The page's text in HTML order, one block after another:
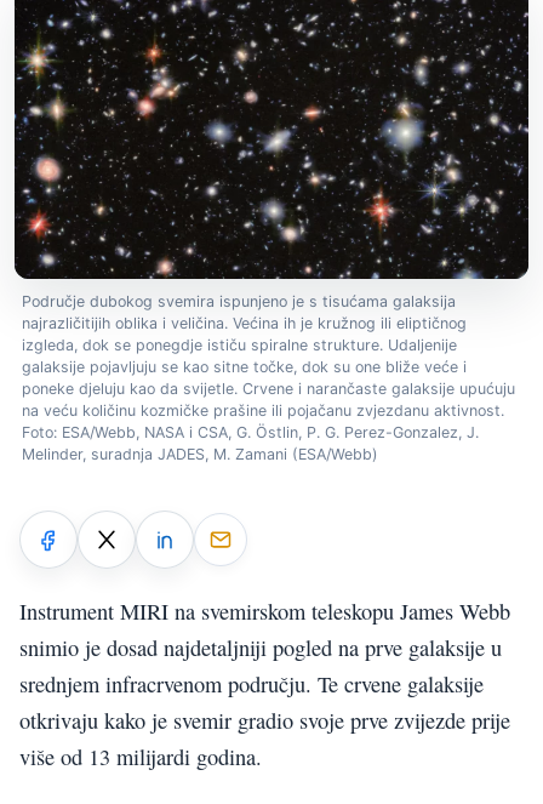
Područje dubokog svemira ispunjeno je s tisućama galaksija
najrazličitijih oblika i veličina. Većina ih je kružnog ili eliptičnog
izgleda, dok se ponegdje ističu spiralne strukture. Udaljenije
galaksije pojavljuju se kao sitne točke, dok su one bliže veće i
poneke djeluju kao da svijetle. Crvene i narančaste galaksije upućuju
na veću količinu kozmičke prašine ili pojačanu zvjezdanu aktivnost.
Foto: ESA/Webb, NASA i CSA, G. Östlin, P. G. Perez-Gonzalez, J.
Melinder, suradnja JADES, M. Zamani (ESA/Webb)
Instrument MIRI na svemirskom teleskopu James Webb
snimio je dosad najdetaljniji pogled na prve galaksije u
srednjem infracrvenom području. Te crvene galaksije
otkrivaju kako je svemir gradio svoje prve zvijezde prije
više od 13 milijardi godina.